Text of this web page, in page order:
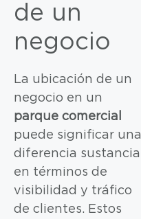
de un
negocio
La ubicación de un
negocio en un
parque comercial
puede significar una
diferencia sustancial
en términos de
visibilidad y tráfico
de clientes. Estos